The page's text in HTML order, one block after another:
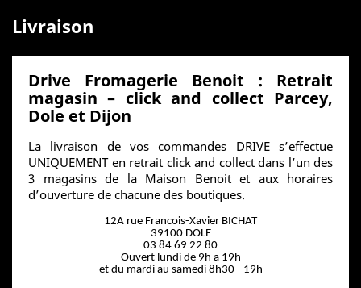
Livraison
Drive Fromagerie Benoit : Retrait
magasin – click and collect Parcey,
Dole et Dijon
La livraison de vos commandes DRIVE s’effectue
UNIQUEMENT en retrait click and collect dans l’un des
3 magasins de la Maison Benoit et aux horaires
d’ouverture de chacune des boutiques.
12A rue Francois-Xavier BICHAT
39100 DOLE
03 84 69 22 80
Ouvert lundi de 9h a 19h
et du mardi au samedi 8h30 - 19h